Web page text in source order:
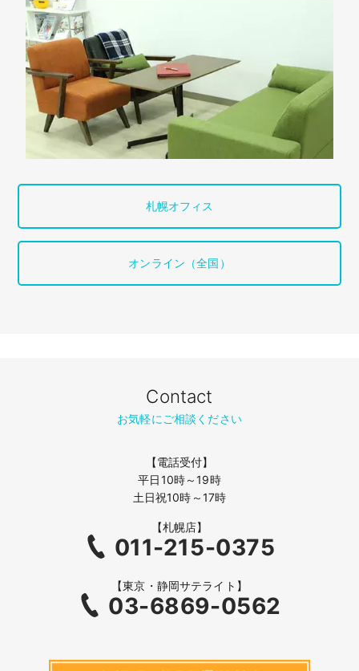
札幌オフィス
オンライン（全国）
Contact
お気軽にご相談ください
【電話受付】
平日10時～19時
土日祝10時～17時
【札幌店】
011-215-0375
【東京・静岡サテライト】
03-6869-0562